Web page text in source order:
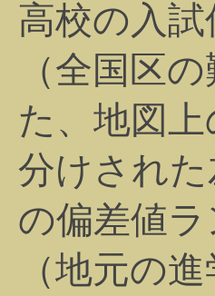
高校の入
（全国区
た、地図
分けされ
の偏差値
（地元の